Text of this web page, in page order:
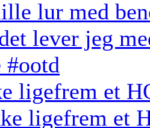
ligefrem et